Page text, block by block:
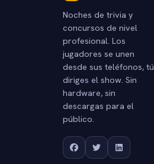
Noches de trivia y
concursos de nivel
profesional. Los
jugadores se unen
desde sus teléfonos, tú
diriges el show. Sin
hardware, sin
descargas para el
público.